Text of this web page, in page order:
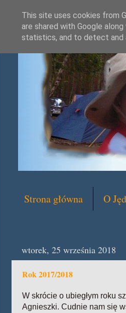
Strona główna O
wtorek, 25 września 2018
Rok 2017/2018
W skrócie o ubiegłym roku
Agnieszki. Cudnie nam się
This site uses cookies from
are shared with Google
statistics, and to detect and